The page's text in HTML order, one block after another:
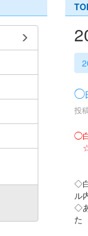
◯
投
◯
◇
ル
◇
た